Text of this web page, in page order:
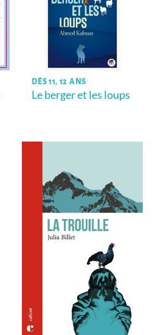
DÈS 11, 12 ANS
Le berger et les loups